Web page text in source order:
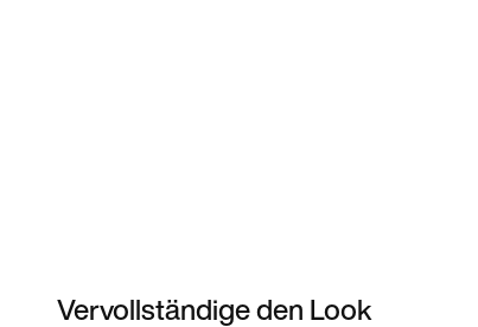
Vervollständige den Look